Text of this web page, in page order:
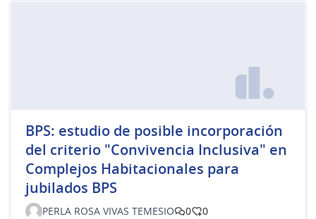
BPS: estudio de posible incorporación
del criterio "Convivencia Inclusiva" en
Complejos Habitacionales para
jubilados BPS
PERLA ROSA VIVAS TEMESIO 0 0